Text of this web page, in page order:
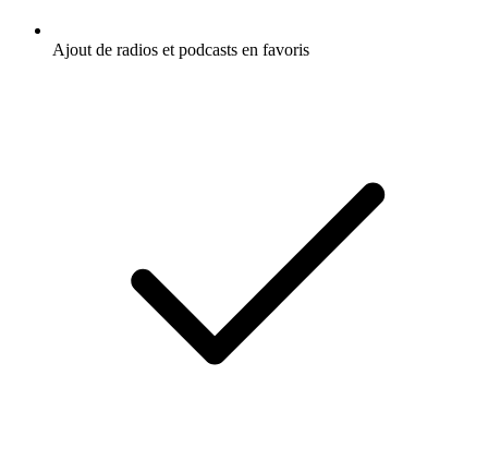
Ajout de radios et podcasts en favoris